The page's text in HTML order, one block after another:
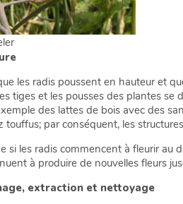
les radis poussent en hauteur et
tiges et les pousses des plantes se
des lattes de bois avec des
touffus; par conséquent, les
si les radis commencent à fleurir au
à produire de nouvelles fleurs
extraction et nettoyage